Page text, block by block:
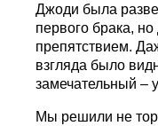
Джоди была
первого брака,
препятствием.
взгляда было
замечательный –
Мы решили не